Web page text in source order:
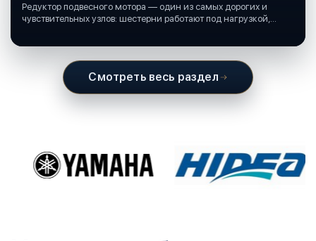
Редуктор подвесного мотора — один из самых дорогих и
чувствительных узлов: шестерни работают под нагрузкой,
Смотреть весь раздел